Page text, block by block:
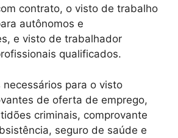
contrato, o visto de trabalho
autônomos e
e visto de trabalhador
qualificados.
necessários para o visto
de oferta de emprego,
criminais, comprovante
seguro de saúde e